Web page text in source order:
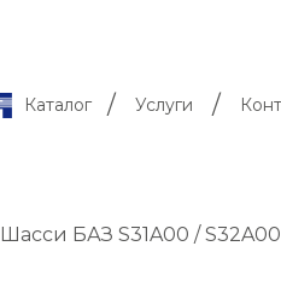
Услуги
Каталог /
/
Шасси БАЗ S31A00 /